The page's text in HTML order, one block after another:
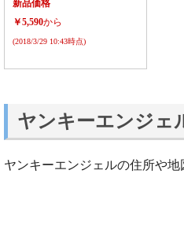
新品価格
￥5,590から
(2018/3/29 10:43時点)
ヤンキーエンジェ
ヤンキーエンジェルの住所や地